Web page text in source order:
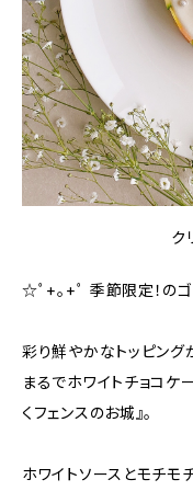
ク
☆ﾟ+｡+ﾟ 季節限定！の
彩り鮮やかなトッピン
まるでホワイトチョコケ
くフェンスのお城』。
ホワイトソースとモチモ